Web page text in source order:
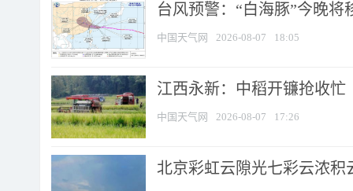
台风预警：“白海豚”今晚将
中国天气网 2026-08-07 18:05
江西永新：中稻开镰抢收忙
中国天气网 2026-08-07 17:26
北京彩虹云隙光七彩云浓积